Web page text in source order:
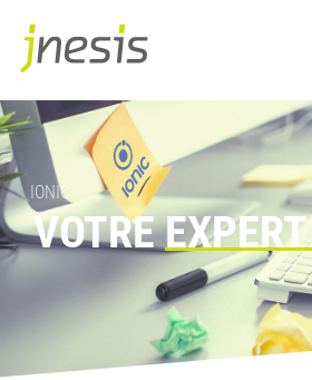
IONIC
VOTRE